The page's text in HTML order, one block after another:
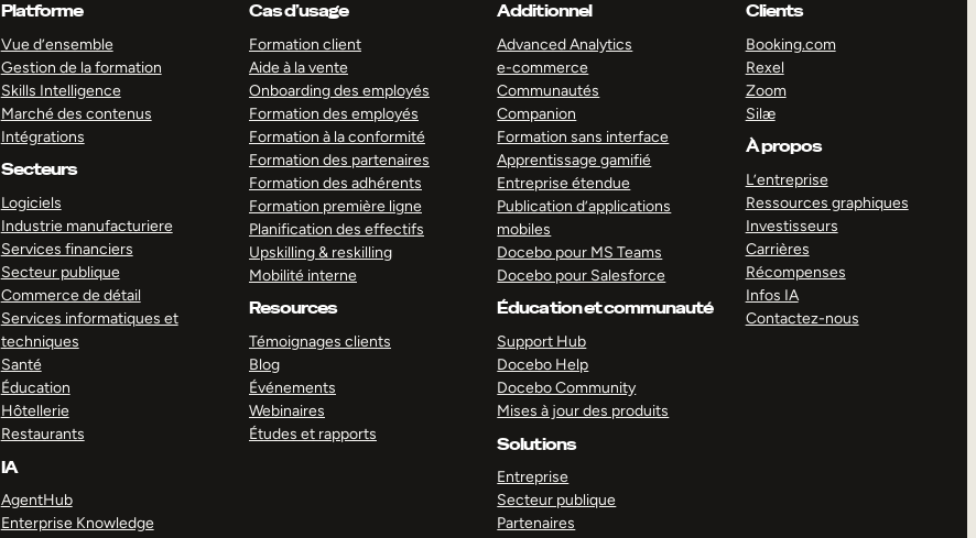
Platforme
Vue d’ensemble
Gestion de la formation
Skills Intelligence
Marché des contenus
Intégrations
Secteurs
Logiciels
Industrie manufacturiere
Services financiers
Secteur publique
Commerce de détail
Services informatiques et
techniques
Santé
Éducation
Hôtellerie
Restaurants
IA
AgentHub
Enterprise Knowledge
Cas d’usage
Formation client
Aide à la vente
Onboarding des employés
Formation des employés
Formation à la conformité
Formation des partenaires
Formation des adhérents
Formation première ligne
Planification des effectifs
Upskilling & reskilling
Mobilité interne
Resources
Témoignages clients
Blog
Événements
Webinaires
Études et rapports
Additionnel
Advanced Analytics
e-commerce
Communautés
Companion
Formation sans interface
Apprentissage gamifié
Entreprise étendue
Publication d’applications
mobiles
Docebo pour MS Teams
Docebo pour Salesforce
Éducation et communauté
Support Hub
Docebo Help
Docebo Community
Mises à jour des produits
Solutions
Entreprise
Secteur publique
Partenaires
Clients
Booking.com
Rexel
Zoom
Silæ
À propos
L’entreprise
Ressources graphiques
Investisseurs
Carrières
Récompenses
Infos IA
Contactez-nous